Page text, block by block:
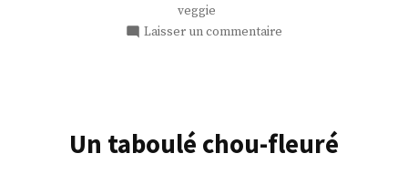
pique-
veggie
Laisser un commentaire
avant
le
Un taboulé chou-fleuré